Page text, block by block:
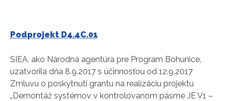
Podprojekt D4.4C.01
SIEA, ako Národná agentúra pre Program Bohunice,
uzatvorila dňa 8.9.2017 s účinnosťou od 12.9.2017
Zmluvu o poskytnutí grantu na realizáciu projektu
„Demontáž systémov v kontrolovanom pásme JE V1 –